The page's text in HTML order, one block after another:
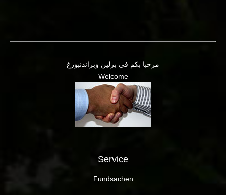
مرحبا بكم في برلين وبراندنبورغ
Welcome
Service
Fundsachen